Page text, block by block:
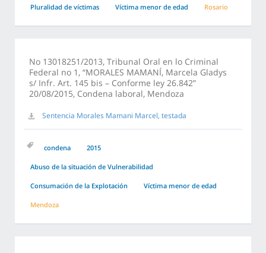
Pluralidad de víctimas Víctima menor de edad Rosario
No 13018251/2013, Tribunal Oral en lo Criminal
Federal no 1, “MORALES MAMANÍ, Marcela Gladys
s/ Infr. Art. 145 bis – Conforme ley 26.842”
20/08/2015, Condena laboral, Mendoza
Sentencia Morales Mamani Marcel, testada
condena 2015
Abuso de la situación de Vulnerabilidad
Consumación de la Explotación Víctima menor de edad
Mendoza